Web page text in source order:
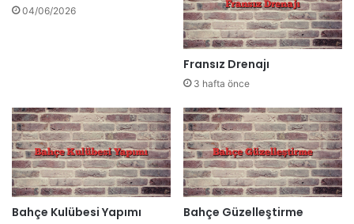
04/06/2026
Fransız Drenajı
3 hafta önce
Bahçe Kulübesi Yapımı Bahçe Güzelleştirme